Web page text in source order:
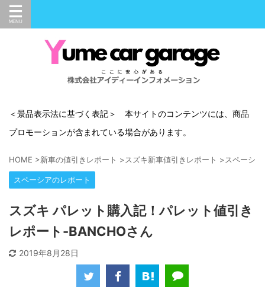
＜景品表示法に基づく表記＞ 本サイトのコンテンツには、商品
プロモーションが含まれている場合があります。
HOME >新車の値引きレポート >スズキ新車値引きレポート >スペーシ
スペーシアのレポート
スズキ パレット購入記！パレット値引き
レポート-BANCHOさん
2019年8月28日